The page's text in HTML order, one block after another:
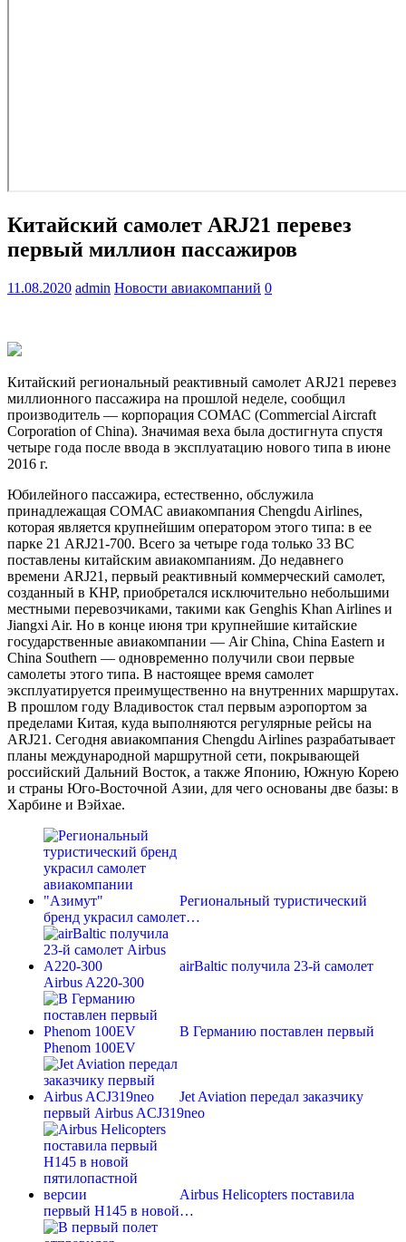
Китайский самолет ARJ21 перевез
первый миллион пассажиров
11.08.2020 admin Новости авиакомпаний 0
Китайский региональный реактивный самолет ARJ21 перевез
миллионного пассажира на прошлой неделе, сообщил
производитель — корпорация СОМАС (Commercial Aircraft
Corporation of China). Значимая веха была достигнута спустя
четыре года после ввода в эксплуатацию нового типа в июне
2016 г.
Юбилейного пассажира, естественно, обслужила
принадлежащая СОМАС авиакомпания Chengdu Airlines,
которая является крупнейшим оператором этого типа: в ее
парке 21 ARJ21-700. Всего за четыре года только 33 ВС
поставлены китайским авиакомпаниям. До недавнего
времени ARJ21, первый реактивный коммерческий самолет,
созданный в КНР, приобретался исключительно небольшими
местными перевозчиками, такими как Genghis Khan Airlines и
Jiangxi Air. Но в конце июня три крупнейшие китайские
государственные авиакомпании — Air China, China Eastern и
China Southern — одновременно получили свои первые
самолеты этого типа. В настоящее время самолет
эксплуатируется преимущественно на внутренних маршрутах.
В прошлом году Владивосток стал первым аэропортом за
пределами Китая, куда выполняются регулярные рейсы на
ARJ21. Сегодня авиакомпания Chengdu Airlines разрабатывает
планы международной маршрутной сети, покрывающей
российский Дальний Восток, а также Японию, Южную Корею
и страны Юго-Восточной Азии, для чего основаны две базы: в
Харбине и Вэйхае.
Региональный туристический
бренд украсил самолет…
airBaltic получила 23-й самолет
Airbus A220-300
В Германию поставлен первый
Phenom 100EV
Jet Aviation передал заказчику
первый Airbus ACJ319neo
Airbus Helicopters поставила
первый H145 в новой…